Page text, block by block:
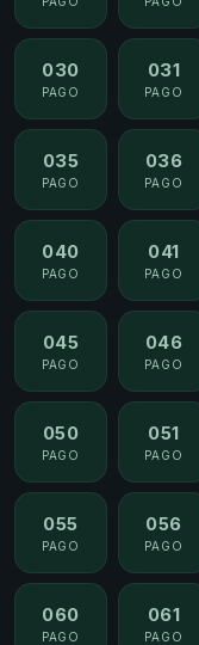
030
PAGO
031
PAGO
035
PAGO
036
PAGO
040
PAGO
041
PAGO
045
PAGO
046
PAGO
050
PAGO
051
PAGO
055
PAGO
056
PAGO
060
PAGO
061
PAGO